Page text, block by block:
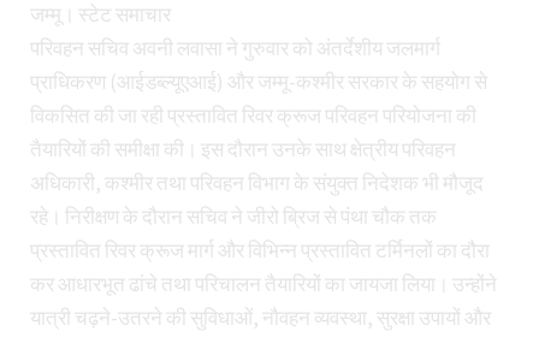
जम्मू। स्टेट समाचार
परिवहन सचिव अवनी लवासा ने गुरुवार को अंतर्देशीय जलमार्ग
प्राधिकरण (आईडब्ल्यूएआई) और जम्मू-कश्मीर सरकार के सहयोग से
विकसित की जा रही प्रस्तावित रिवर क्रूज परिवहन परियोजना की
तैयारियों की समीक्षा की। इस दौरान उनके साथ क्षेत्रीय परिवहन
अधिकारी, कश्मीर तथा परिवहन विभाग के संयुक्त निदेशक भी मौजूद
रहे। निरीक्षण के दौरान सचिव ने जीरो ब्रिज से पंथा चौक तक
प्रस्तावित रिवर क्रूज मार्ग और विभिन्न प्रस्तावित टर्मिनलों का दौरा
कर आधारभूत ढांचे तथा परिचालन तैयारियों का जायजा लिया। उन्होंने
यात्री चढ़ने-उतरने की सुविधाओं, नौवहन व्यवस्था, सुरक्षा उपायों और